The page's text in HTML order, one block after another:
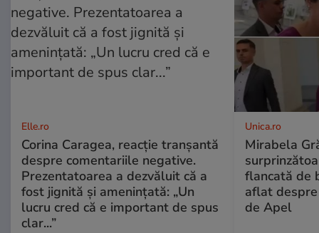
Elle.ro
Corina Caragea, reacție tranșantă
despre comentariile negative.
Prezentatoarea a dezvăluit că a
fost jignită și amenințată: „Un
lucru cred că e important de spus
clar...”
Unica.ro
Mirabela
flancată de
aflat
de Apel